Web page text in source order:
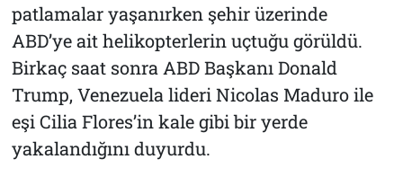
patlamalar yaşanırken şehir üzerinde
ABD’ye ait helikopterlerin uçtuğu görüldü.
Birkaç saat sonra ABD Başkanı Donald
Trump, Venezuela lideri Nicolas Maduro ile
eşi Cilia Flores’in kale gibi bir yerde
yakalandığını duyurdu.